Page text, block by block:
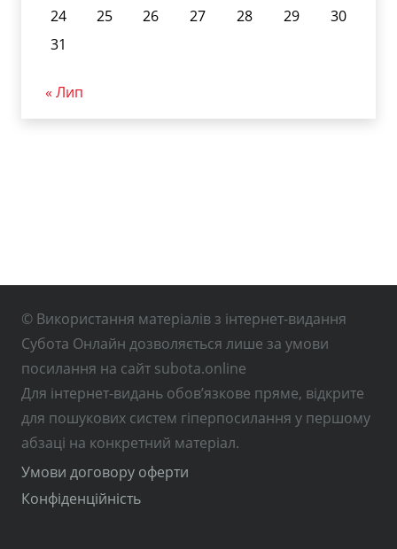
24
25 26 27 28 29
30
31
« Лип
© Використання матеріалів з інтернет-видання
Субота Онлайн дозволяється лише за умови
посилання на сайт subota.online
Для інтернет-видань обов’язкове пряме, відкрите
для пошукових систем гіперпосилання у першому
абзаці на конкретний матеріал.
Умови договору оферти
Конфіденційність